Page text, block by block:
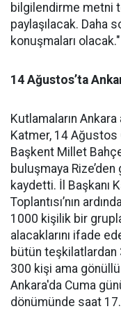
bilgilendirme metni
paylaşılacak. Daha
konuşmaları
14 Ağustos’ta
Kutlamaların
Katmer, 14 Ağustos
Başkent Millet
buluşmaya Rize’den
kaydetti. İl Başkanı
Toplantısı’nın
1000 kişilik bir
alacaklarını ifade
bütün teşkilatlardan
300 kişi ama
Ankara'da Cuma
dönümünde saat